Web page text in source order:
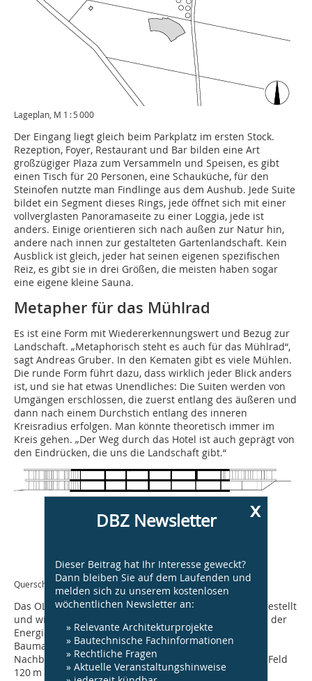
Lageplan, M 1 : 5 000
Der Eingang liegt gleich beim Parkplatz im ersten Stock.
Rezeption, Foyer, Restaurant und Bar bilden eine Art
großzügiger Plaza zum Versammeln und Speisen, es gibt
einen Tisch für 20 Personen, eine Schauküche, für den
Steinofen nutzte man Findlinge aus dem Aushub. Jede Suite
bildet ein Segment dieses Rings, jede öffnet sich mit einer
vollverglasten Panoramaseite zu einer Loggia, jede ist
anders. Einige orientieren sich nach außen zur Natur hin,
andere nach innen zur gestalteten Gartenlandschaft. Kein
Ausblick ist gleich, jeder hat seinen eigenen spezifischen
Reiz, es gibt sie in drei Größen, die meisten haben sogar
eine eigene kleine Sauna.
Metapher für das Mühlrad
Es ist eine Form mit Wiedererkennungswert und Bezug zur
Landschaft. „Metaphorisch steht es auch für das Mühlrad“,
sagt Andreas Gruber. In den Kematen gibt es viele Mühlen.
Die runde Form führt dazu, dass wirklich jeder Blick anders
ist, und sie hat etwas Unendliches: Die Suiten werden von
Umgängen erschlossen, die zuerst entlang des äußeren und
dann nach einem Durchstich entlang des inneren
Kreisradius erfolgen. Man könnte theoretisch immer im
Kreis gehen. „Der Weg durch das Hotel ist auch geprägt von
den Eindrücken, die uns die Landschaft gibt.“
Querschnitt, M 1 : 800
Das OLM-Ressort ist von Kopf bis Fuß auf Umwelt eingestellt
und wird sehr ganzheitlich betrieben. Das beginnt bei der
Energie und reicht über den Einsatz regionaler
Baumaterialien bis hin zum Graukäse aus der
Nachbarschaft. 130 Bohrpfähle, die im angrenzenden Feld
120 m tief in die Erde ragen, nutzen die Erdwärme,
x
DBZ Newsletter
Dieser Beitrag hat Ihr Interesse geweckt?
Dann bleiben Sie auf dem Laufenden und
melden sich zu unserem kostenlosen
wöchentlichen Newsletter an:
» Relevante Architekturprojekte
» Bautechnische Fachinformationen
» Rechtliche Fragen
» Aktuelle Veranstaltungshinweise